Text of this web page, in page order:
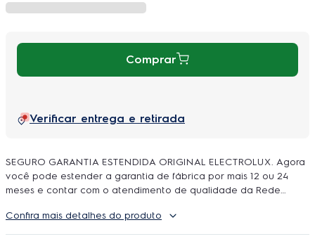
Comprar
Verificar entrega e retirada
SEGURO GARANTIA ESTENDIDA ORIGINAL ELECTROLUX. Agora
você pode estender a garantia de fábrica por mais 12 ou 24
meses e contar com o atendimento de qualidade da Rede
podem ser feitos quantos reparos forem necessarios, incluindo
peças e serviço, sem você se preoupar com orçamentos e
Confira mais detalhes do produto